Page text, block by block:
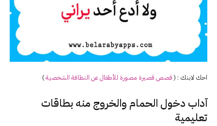
احك لابنك : (قصص قصيرة مصورة للأطفال عن النظافة الشخصية)
آداب دخول الحمام والخروج منه بطاقات
تعليمية